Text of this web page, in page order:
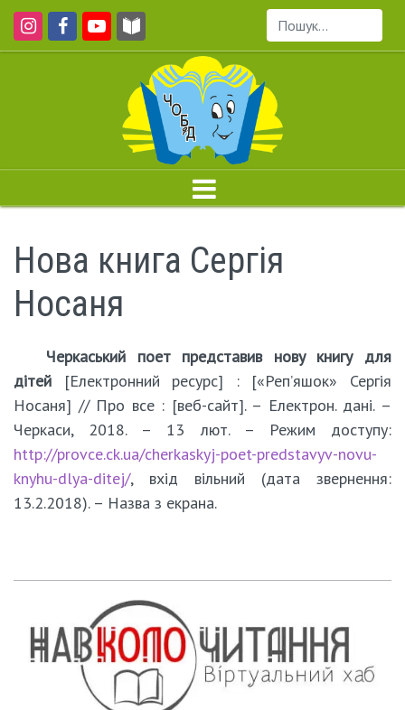
Пошук...
Нова книга Сергія
Носаня
Черкаський поет представив нову книгу для
дітей [Електронний ресурс] : [«Реп’яшок» Сергія
Носаня] // Про все : [веб-сайт]. – Електрон. дані. –
Черкаси, 2018. – 13 лют. – Режим доступу:
http://provce.ck.ua/cherkaskyj-poet-predstavyv-novu-
knyhu-dlya-ditej/, вхід вільний (дата звернення:
13.2.2018). – Назва з екрана.